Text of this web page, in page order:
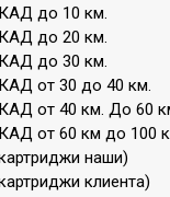
до 10 км.
до 20 км.
до 30 км.
от 30 до 40 км.
от 40 км. До 60
от 60 км до 100
наши)
клиента)